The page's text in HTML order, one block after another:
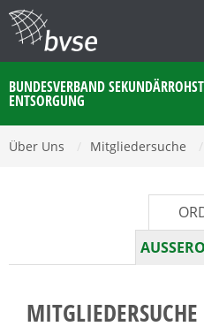
BUNDESVERBAND
ENTSORGUNG
Über Uns Mitgliedersuche
MITGLIEDERSUCHE